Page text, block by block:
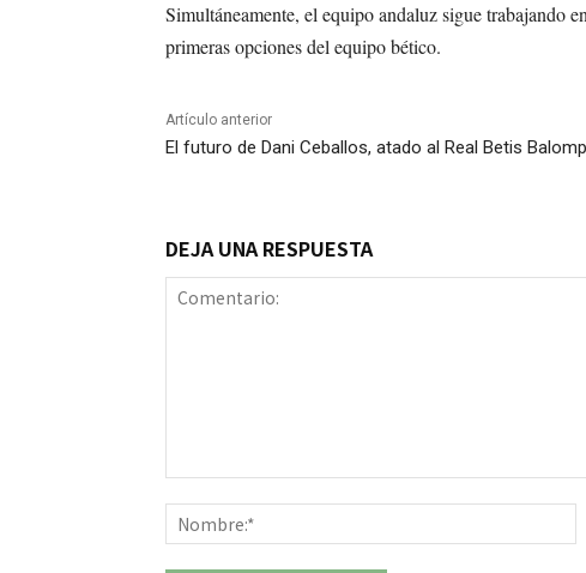
Simultáneamente, el equipo andaluz sigue trabajando
primeras opciones del equipo bético.
Artículo anterior
El futuro de Dani Ceballos, atado al Real Betis
DEJA UNA RESPUESTA